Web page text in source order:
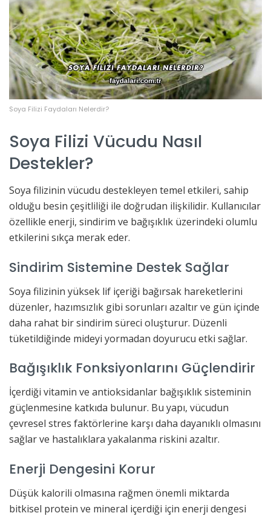
Soya Filizi Faydaları Nelerdir?
Soya Filizi Vücudu Nasıl
Destekler?
Soya filizinin vücudu destekleyen temel etkileri, sahip
olduğu besin çeşitliliği ile doğrudan ilişkilidir. Kullanıcılar
özellikle enerji, sindirim ve bağışıklık üzerindeki olumlu
etkilerini sıkça merak eder.
Sindirim Sistemine Destek Sağlar
Soya filizinin yüksek lif içeriği bağırsak hareketlerini
düzenler, hazımsızlık gibi sorunları azaltır ve gün içinde
daha rahat bir sindirim süreci oluşturur. Düzenli
tüketildiğinde mideyi yormadan doyurucu etki sağlar.
Bağışıklık Fonksiyonlarını Güçlendirir
İçerdiği vitamin ve antioksidanlar bağışıklık sisteminin
güçlenmesine katkıda bulunur. Bu yapı, vücudun
çevresel stres faktörlerine karşı daha dayanıklı olmasını
sağlar ve hastalıklara yakalanma riskini azaltır.
Enerji Dengesini Korur
Düşük kalorili olmasına rağmen önemli miktarda
bitkisel protein ve mineral içerdiği için enerji dengesi